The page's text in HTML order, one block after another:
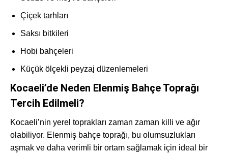
Çiçek tarhları
Saksı bitkileri
Hobi bahçeleri
Küçük ölçekli peyzaj düzenlemeleri
Kocaeli’de Neden Elenmiş Bahçe Toprağı
Tercih Edilmeli?
Kocaeli’nin yerel toprakları zaman zaman killi ve ağır
olabiliyor. Elenmiş bahçe toprağı, bu olumsuzlukları
aşmak ve daha verimli bir ortam sağlamak için ideal bir